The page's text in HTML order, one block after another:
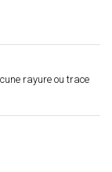
rayure ou trace